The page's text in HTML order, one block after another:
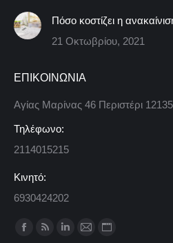
Πόσο κοστίζει η
21 Οκτωβρίου, 2021
ΕΠΙΚΟΙΝΩΝΙΑ
Αγίας Μαρίνας 46 Περιστέρι
Τηλέφωνο:
2114015215
Κινητό:
6930424202
Find us on:
Facebook LinkedinMailWebsite